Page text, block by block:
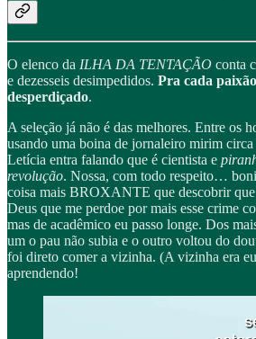
O elenco da ILHA DA TENTAÇÃO conta
e dezesseis desimpedidos. Pra cada
desperdiçado.
A seleção já não é das melhores. Entre os
usando uma boina de jornaleiro mirim circa
Letícia entra falando que é cientista e
revolução. Nossa, com todo respeito…
coisa mais BROXANTE que descobrir
Deus que me perdoe por mais esse crime
mas de acadêmico eu passo longe. Dos
um o pau não subia e o outro voltou do
foi direto comer a vizinha. (A vizinha era
aprendendo!